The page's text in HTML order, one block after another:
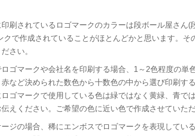
刷されているロゴマークのカラーは段ボール屋さん(
クで作成されていることがほとんどかと思います。そ
さい。
ゴマークや会社名を印刷する場合、1～2色程度の単
など決められた数色から十数色の中から選び印刷す
ゴマークで使用している色は緑ではなく黄緑、青で
えください。ご希望の色に近い色で作成させていただ
ジの場合、稀にエンボスでロゴマークを表現してい